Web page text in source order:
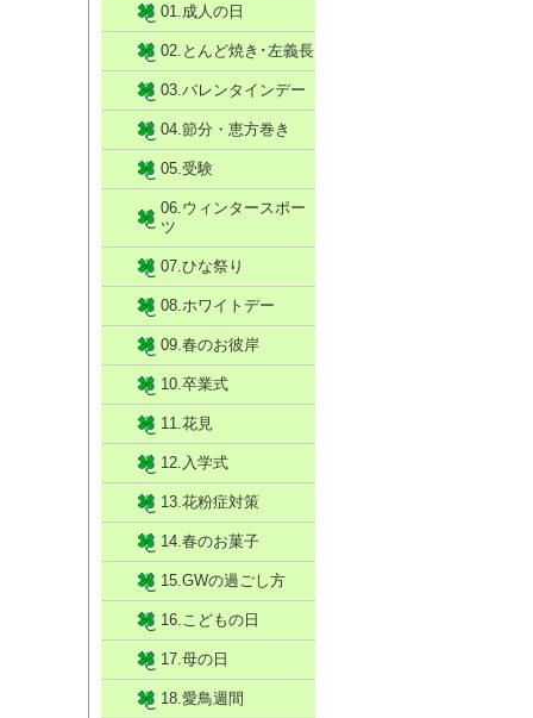
01.成人の日
02.とんど焼き･左義長
03.バレンタインデー
04.節分・恵方巻き
05.受験
06.ウィンタースポー
ツ
07.ひな祭り
08.ホワイトデー
09.春のお彼岸
10.卒業式
11.花見
12.入学式
13.花粉症対策
14.春のお菓子
15.GWの過ごし方
16.こどもの日
17.母の日
18.愛鳥週間